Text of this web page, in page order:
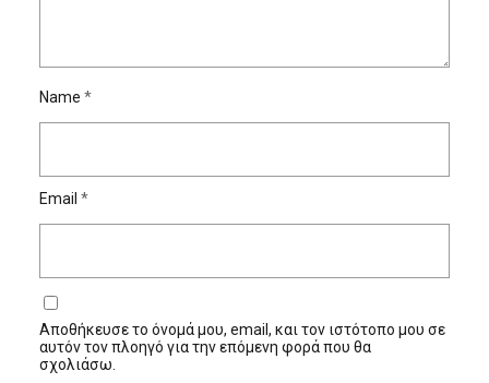
Name *
Email *
Αποθήκευσε το όνομά μου, email, και τον ιστότοπο μου σε
αυτόν τον πλοηγό για την επόμενη φορά που θα
σχολιάσω.